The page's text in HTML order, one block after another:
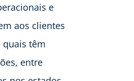
e
aos clientes
quais têm
entre